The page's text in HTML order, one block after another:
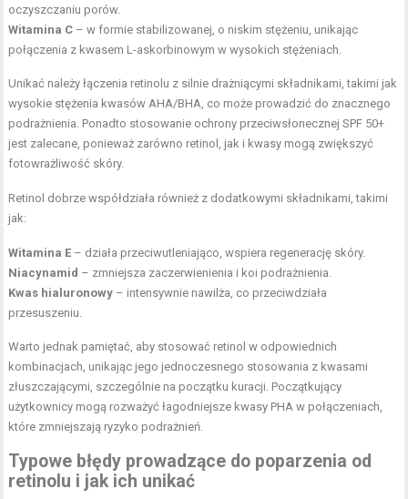
oczyszczaniu porów.
Witamina C – w formie stabilizowanej, o niskim stężeniu, unikając
połączenia z kwasem L-askorbinowym w wysokich stężeniach.
Unikać należy łączenia retinolu z silnie drażniącymi składnikami, takimi jak
wysokie stężenia kwasów AHA/BHA, co może prowadzić do znacznego
podrażnienia. Ponadto stosowanie ochrony przeciwsłonecznej SPF 50+
jest zalecane, ponieważ zarówno retinol, jak i kwasy mogą zwiększyć
fotowrażliwość skóry.
Retinol dobrze współdziała również z dodatkowymi składnikami, takimi
jak:
Witamina E – działa przeciwutleniająco, wspiera regenerację skóry.
Niacynamid – zmniejsza zaczerwienienia i koi podrażnienia.
Kwas hialuronowy – intensywnie nawilża, co przeciwdziała
przesuszeniu.
Warto jednak pamiętać, aby stosować retinol w odpowiednich
kombinacjach, unikając jego jednoczesnego stosowania z kwasami
złuszczającymi, szczególnie na początku kuracji. Początkujący
użytkownicy mogą rozważyć łagodniejsze kwasy PHA w połączeniach,
które zmniejszają ryzyko podrażnień.
Typowe błędy prowadzące do poparzenia od
retinolu i jak ich unikać